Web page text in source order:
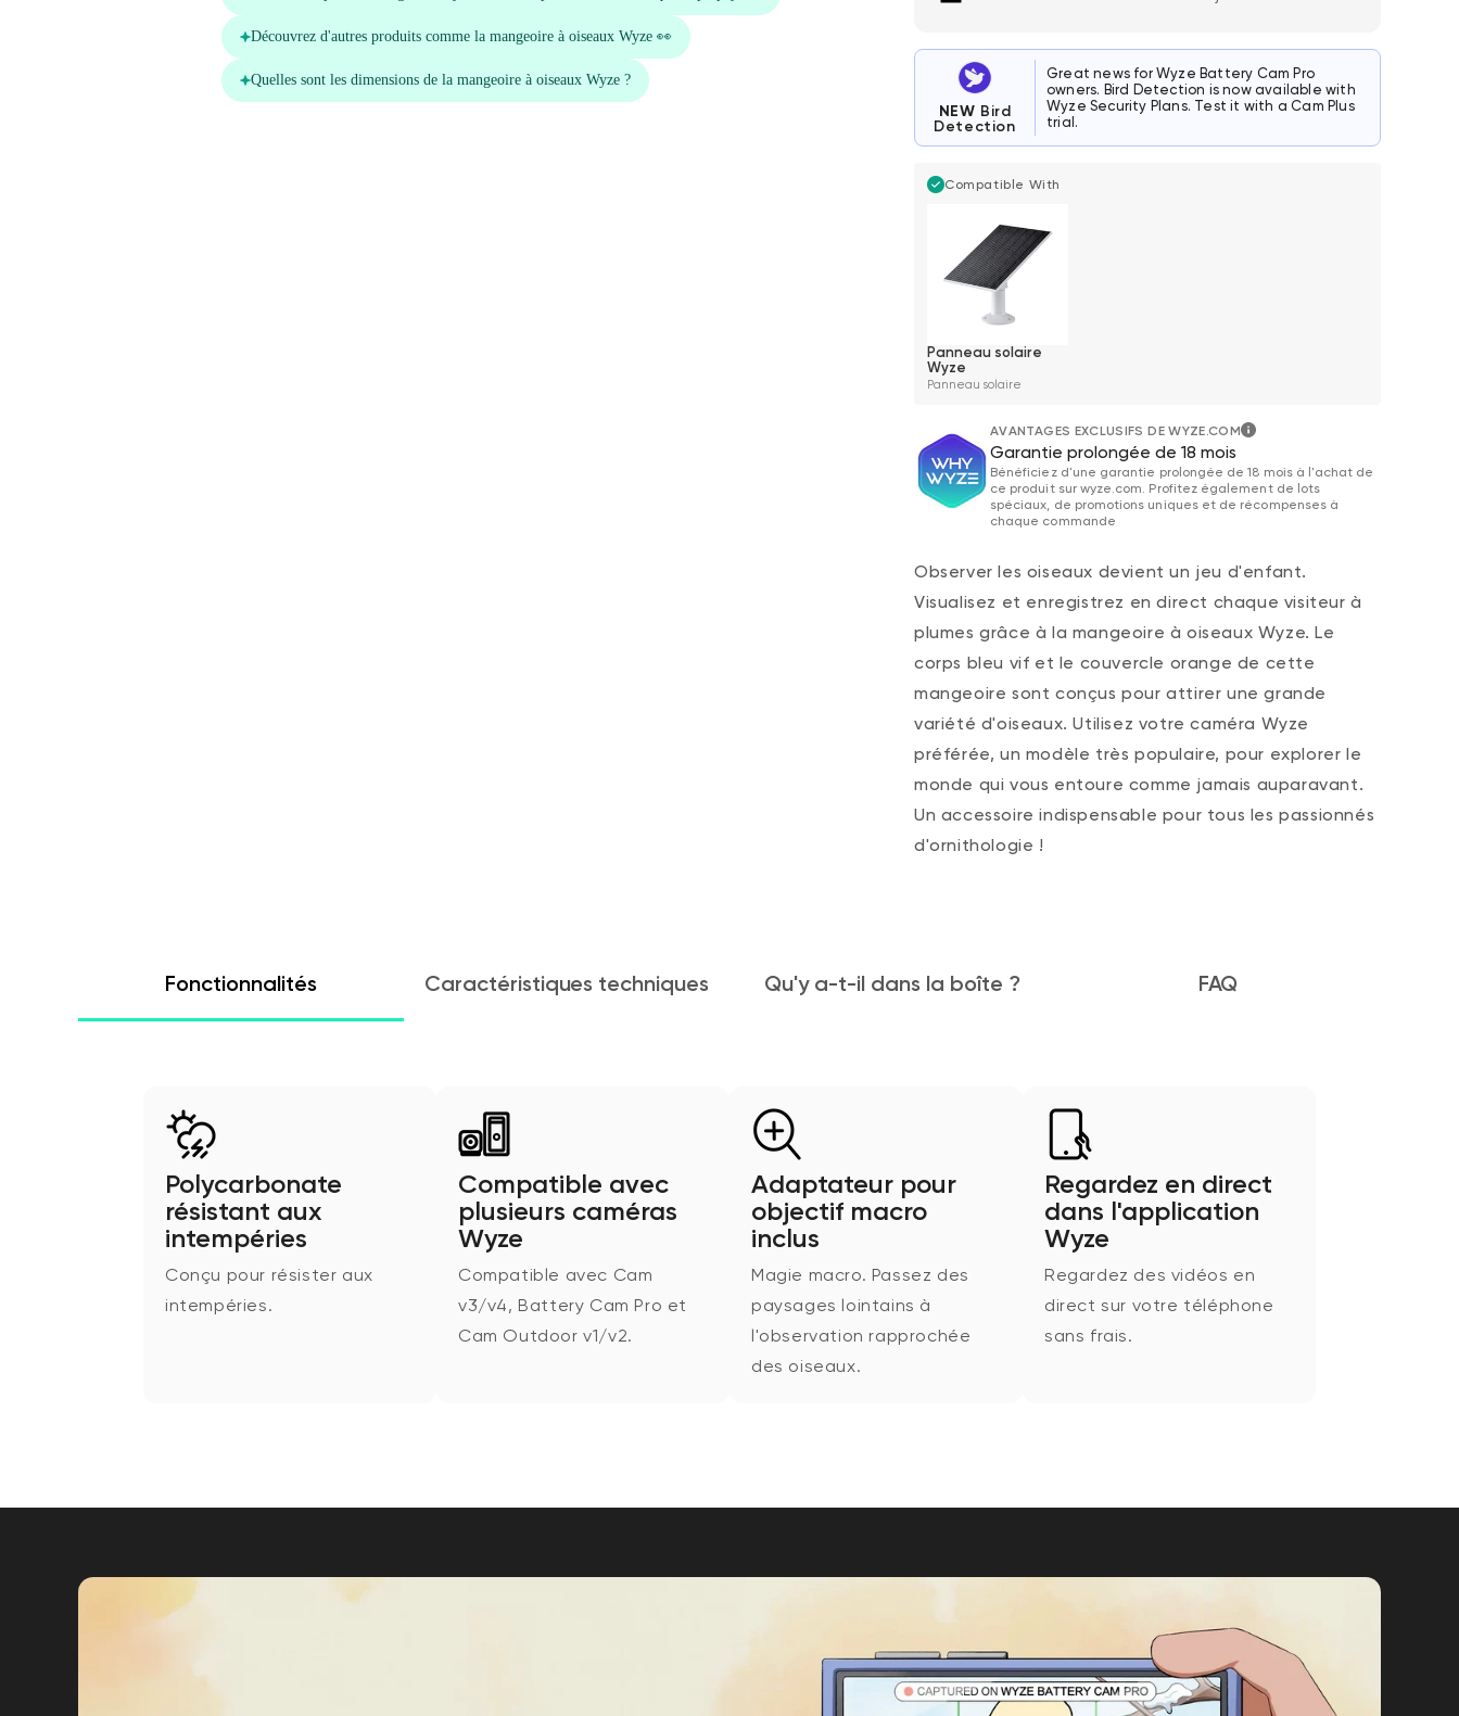
NEW Bird
Detection
Great news for Wyze Battery Cam Pro
owners. Bird Detection is now available with
Wyze Security Plans. Test it with a Cam Plus
trial.
Compatible With
Panneau solaire
Wyze
Panneau solaire
AVANTAGES EXCLUSIFS DE WYZE.COM
Garantie prolongée de 18 mois
Bénéficiez d'une garantie prolongée de 18 mois à l'achat de
ce produit sur wyze.com. Profitez également de lots
spéciaux, de promotions uniques et de récompenses à
chaque commande
Observer les oiseaux devient un jeu d'enfant.
Visualisez et enregistrez en direct chaque visiteur à
plumes grâce à la mangeoire à oiseaux Wyze.Le
corps bleu vif et le couvercle orange de cette
mangeoire sont conçus pour attirer une grande
variété d'oiseaux. Utilisez votre caméra Wyze
préférée, un modèle très populaire, pour explorer le
monde qui vous entoure comme jamais auparavant.
Un accessoire indispensable pour tous les passionnés
d'ornithologie !
Fonctionnalités Caractéristiques techniques Qu'y a-t-il dans la boîte ? FAQ
Polycarbonate
résistant aux
intempéries
Conçu pour résister aux
intempéries.
Compatible avec
plusieurs caméras
Wyze
Compatible avec Cam
v3/v4, Battery Cam Pro et
Cam Outdoor v1/v2.
Adaptateur pour
objectif macro
inclus
Magie macro. Passez des
paysages lointains à
l'observation rapprochée
des oiseaux.
Regardez en direct
dans l'application
Wyze
Regardez des vidéos en
direct sur votre téléphone
sans frais.